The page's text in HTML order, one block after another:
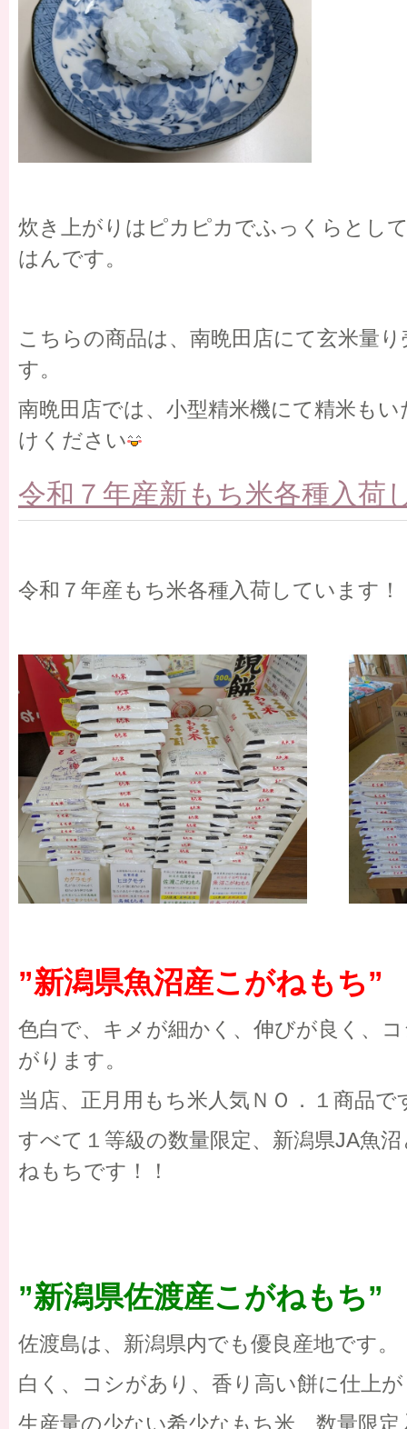
炊き上がりはピカピカでふっくらとし
はんです。
こちらの商品は、南晩田店にて玄米量
す。
南晩田店では、小型精米機にて精米も
けください
令和７年産新もち米各種入荷
令和７年産もち米各種入荷しています！
”新潟県魚沼産こがねもち”
色白で、キメが細かく、伸びが良く、
がります。
当店、正月用もち米人気ＮＯ．１商品で
すべて１等級の数量限定、新潟県JA魚
ねもちです！！
”新潟県佐渡産こがねもち”
佐渡島は、新潟県内でも優良産地です。
白く、コシがあり、香り高い餅に仕上
生産量の少ない希少なもち米、数量限定